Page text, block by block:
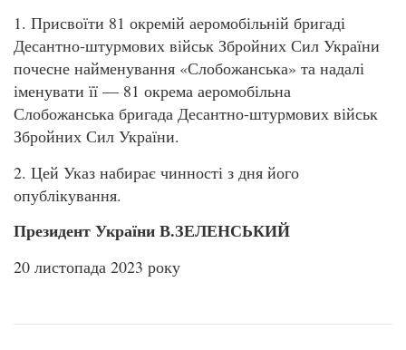
1. Присвоїти 81 окремій аеромобільній бригаді
Десантно-штурмових військ Збройних Сил України
почесне найменування «Слобожанська» та надалі
іменувати її — 81 окрема аеромобільна
Слобожанська бригада Десантно-штурмових військ
Збройних Сил України.
2. Цей Указ набирає чинності з дня його
опублікування.
Президент України В.ЗЕЛЕНСЬКИЙ
20 листопада 2023 року